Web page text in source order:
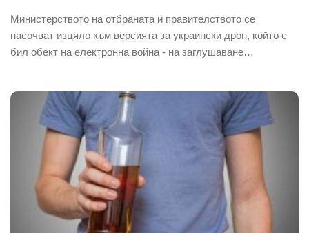
Министерството на отбраната и правителството се
насочват изцяло към версията за украински дрон, който е
бил обект на електронна война - на заглушаване…